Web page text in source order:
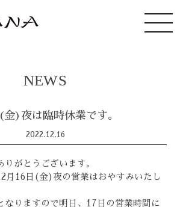
NEWS
金)夜は臨時休業です。
2022.12.16
りがとうございます。
月16日(金)夜の営業はおやすみいたし
なりますので明日、17日の営業時間に